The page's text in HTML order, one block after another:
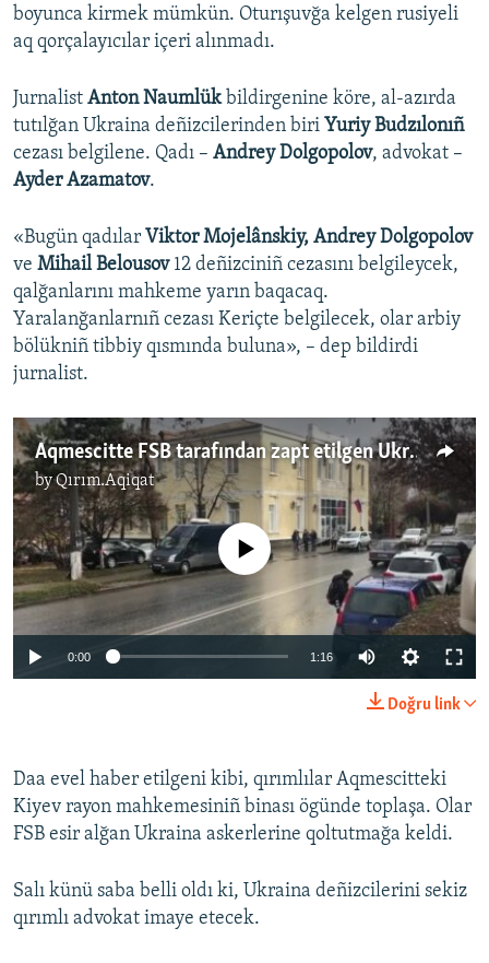
boyunca kirmek mümkün. Oturışuvğa kelgen rusiyeli
aq qorçalayıcılar içeri alınmadı.
Jurnalist Anton Naumlükbildirgenine köre, al-azırda
tutılğan Ukraina deñizcilerinden biri Yuriy Budzılonıñ
cezası belgilene. Qadı – Andrey Dolgopolov, advokat –
Ayder Azamatov.
«Bugün qadılar Viktor Mojelânskiy, Andrey Dolgopolov
ve Mihail Belousov12 deñizciniñ cezasını belgileycek,
qalğanlarını mahkeme yarın baqacaq.
Yaralanğanlarnıñ cezası Keriçte belgilecek, olar arbiy
bölükniñ tibbiy qısmında buluna», – dep bildirdi
jurnalist.
Aqmescitte FSB tarafından zapt etilgen Ukraina deñizcilerini mahküm eteler (video)
byQırım.Aqiqat
No media source currently available
0:00 1:16
Doğru link
Daa evel haber etilgeni kibi, qırımlılar Aqmescitteki
Kiyev rayon mahkemesiniñ binası ögünde toplaşa. Olar
FSB esir alğan Ukraina askerlerine qoltutmağa keldi.
Salı künü saba belli oldı ki, Ukraina deñizcilerini sekiz
qırımlı advokat imaye etecek.